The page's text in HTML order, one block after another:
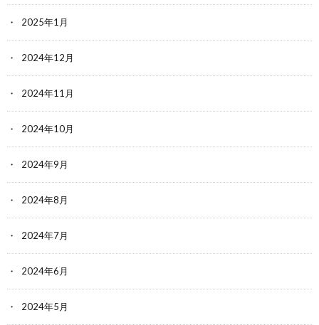
2025年1月
2024年12月
2024年11月
2024年10月
2024年9月
2024年8月
2024年7月
2024年6月
2024年5月